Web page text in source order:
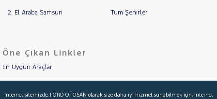
2. El Araba Samsun Tüm Şehirler
Öne Çıkan Linkler
En Uygun Araçlar
İnternet sitemizde, FORD OTOSAN olarak size daha iyi hizmet sunabilmek için, internet